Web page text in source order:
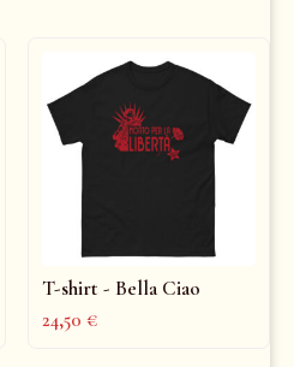
T-shirt - Bella Ciao
24,50€